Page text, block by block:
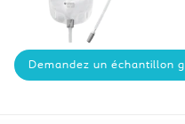
Demandez un échantillon